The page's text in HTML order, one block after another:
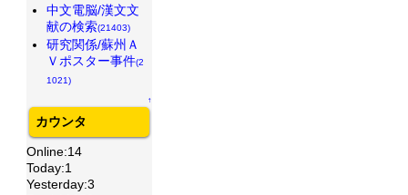
中文電脳/漢文文
献の検索(21403)
研究関係/蘇州Ａ
Ｖポスター事件(2
1021)
↑
カウンタ
Online:14
Today:1
Yesterday:3